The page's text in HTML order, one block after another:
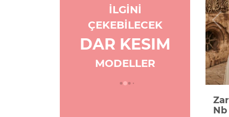
İLGİNİ
ÇEKEBİLECEK
DAR KESIM
MODELLER